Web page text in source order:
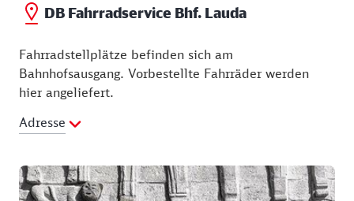
DB Fahrradservice Bhf. Lauda
Fahrradstellplätze befinden sich am
Bahnhofsausgang. Vorbestellte Fahrräder werden
hier angeliefert.
Adresse